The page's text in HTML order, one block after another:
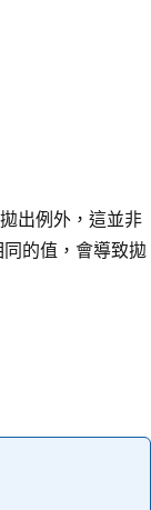
出例外，這並非
的值，會導致拋